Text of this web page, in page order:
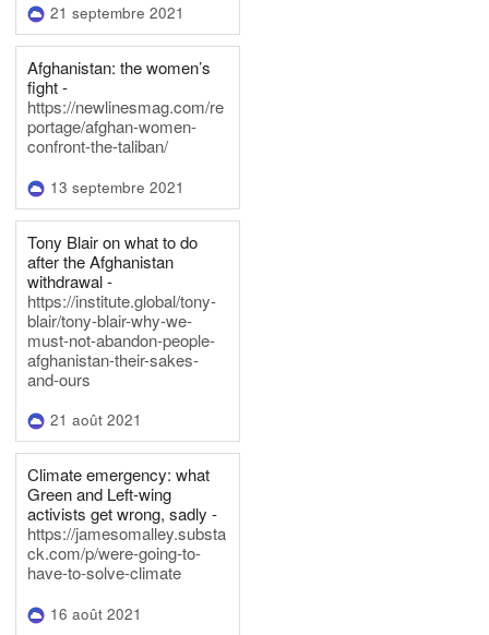
21 septembre 2021
Afghanistan: the women’s
fight -
https://newlinesmag.com/re
portage/afghan-women-
confront-the-taliban/
13 septembre 2021
Tony Blair on what to do
after the Afghanistan
withdrawal -
https://institute.global/tony-
blair/tony-blair-why-we-
must-not-abandon-people-
afghanistan-their-sakes-
and-ours
21 août 2021
Climate emergency: what
Green and Left-wing
activists get wrong, sadly -
https://jamesomalley.substa
ck.com/p/were-going-to-
have-to-solve-climate
16 août 2021